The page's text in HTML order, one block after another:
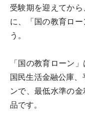
受験期を迎えてか
に、「国の教育ロ
う。
「国の教育ローン
国民生活金融公庫
ンで、最低水準の
品です。